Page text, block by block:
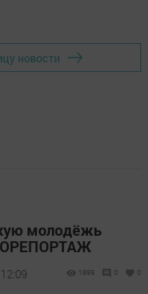
новости
молодёжь
1899 0 0